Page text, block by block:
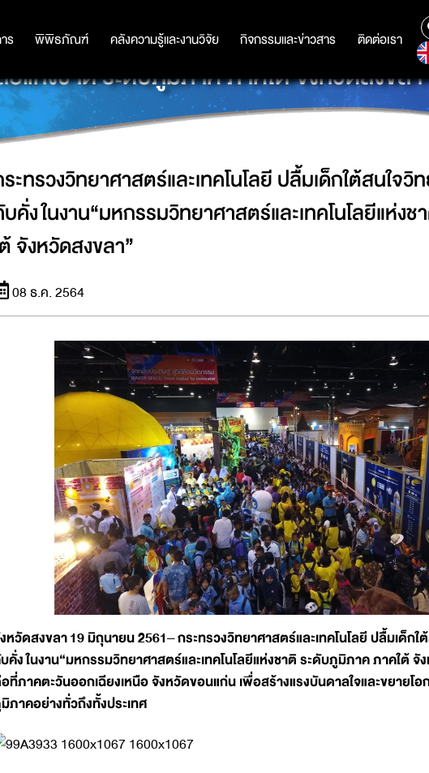
ร พิพิธภัณฑ์ คลังความรู้และงานวิจัย กิจกรรมและข่าวสาร ติดต่อเรา
ร พิพิธภัณฑ์ คลังความรู้และงานวิจัย กิจกรรมและข่าวสาร ติดต่อเรา
ลื้มเด็กใต้สนใจวิทยาศาสตร์อย่าง คับคั่ง ในง
ยีแห่งชาติ ระดับภูมิภาค ภาคใต้ จังหวัดสงขลา
ะทรวงวิทยาศาสตร์และเทคโนโลยี ปลื้มเด็กใต้สนใจ
คั่ง ในงาน“มหกรรมวิทยาศาสตร์และเทคโนโลยีแห่ง
จังหวัดสงขลา”
08 ธ.ค. 2564
หวัดสงขลา19 มิถุนายน 2561– กระทรวงวิทยาศาสตร์และเทคโนโลยี ปลื้มเด็ก
คั่งในงาน“มหกรรมวิทยาศาสตร์และเทคโนโลยีแห่งชาติ ระดับภูมิภาค ภาคใต้ จั
ที่ภาคตะวันออกเฉียงเหนือ จังหวัดขอนแก่น เพื่อสร้างแรงบันดาลใจและขยายโ
ภาคอย่างทั่วถึงทั้งประเทศ